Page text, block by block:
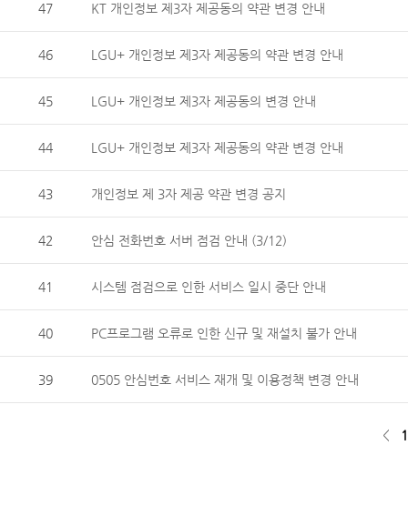
47 KT 개인정보 제3자 제공동의 약관 변경 안내
46 LGU+ 개인정보 제3자 제공동의 약관 변경 안내
45 LGU+ 개인정보 제3자 제공동의 변경 안내
44 LGU+ 개인정보 제3자 제공동의 약관 변경 안내
43 개인정보 제 3자 제공 약관 변경 공지
42 안심 전화번호 서버 점검 안내 (3/12)
41 시스템 점검으로 인한 서비스 일시 중단 안내
40 PC프로그램 오류로 인한 신규 및 재설치 불가 안내
39 0505 안심번호 서비스 재개 및 이용정책 변경 안내
< 1